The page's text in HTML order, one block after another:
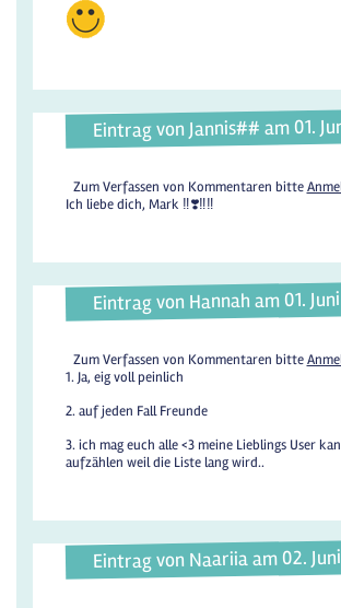
Eintrag von Jannis## am 01.
Zum Verfassen von Kommentaren bitte
Ich liebe dich, Mark ‼️❣️‼️‼️
Eintrag von Hannah am 01.
Zum Verfassen von Kommentaren bitte
1. Ja, eig voll peinlich
2. auf jeden Fall Freunde
3. ich mag euch alle <3 meine Lieblings User
aufzählen weil die Liste lang wird..
Eintrag von Naariia am 02.